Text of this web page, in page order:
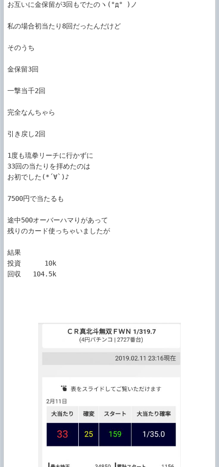
お互いに金保留が3回もでたのヽ(°д° )ノ
私の場合初当たり8回だったんだけど
そのうち
金保留3回
一撃当千2回
完全なんちゃら
引き戻し2回
1度も琉拳リーチに行かずに
33回の当たりを拝めたのは
お初でした(*´∀`)♪
7500円で当たるも
途中500オーバーハマりがあって
残りのカード使っちゃいましたが
結果
投資      10k
回収   104.5k